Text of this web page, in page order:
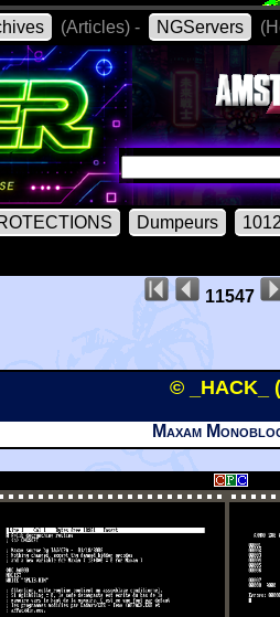
(Articles) - NGServers
Dumpeurs
11547
© _HACK_ (
Maxam